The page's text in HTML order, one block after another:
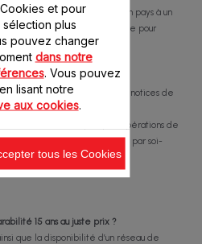
produits peuvent varier d'un pays à un
qu'il faut prendre en compte pour
détachées, télécharger des notices de
tutorielles.
nécessite toutefois quelques opérations de
ce cas, la réparation réalisée par soi-
15 ans au juste prix ?
que la disponibilité d’un réseau de
et pour
plus
pouvez changer
dans notre
. Vous pouvez
lisant notre
aux cookies.
tous les Cookies